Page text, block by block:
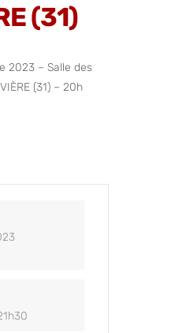
(31)
2023 – Salle des
(31) – 20h